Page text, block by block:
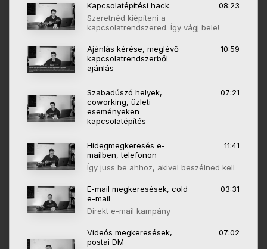
Kapcsolatépítési hack
08:23
Szeretnéd kiépíteni a
kapcsolatrendszered. Így vágj bele!
Ajánlás kérése, meglévő
kapcsolatrendszerből
ajánlás
10:59
Szabadúszó helyek,
coworking, üzleti
eseményeken
kapcsolatépítés
07:21
Hidegmegkeresés e-
mailben, telefonon
11:41
Így juss be ahhoz, akivel beszélned kell
E-mail megkeresések, cold
e-mail
03:31
Direkt e-mail kampány
Videós megkeresések,
postai DM
07:02